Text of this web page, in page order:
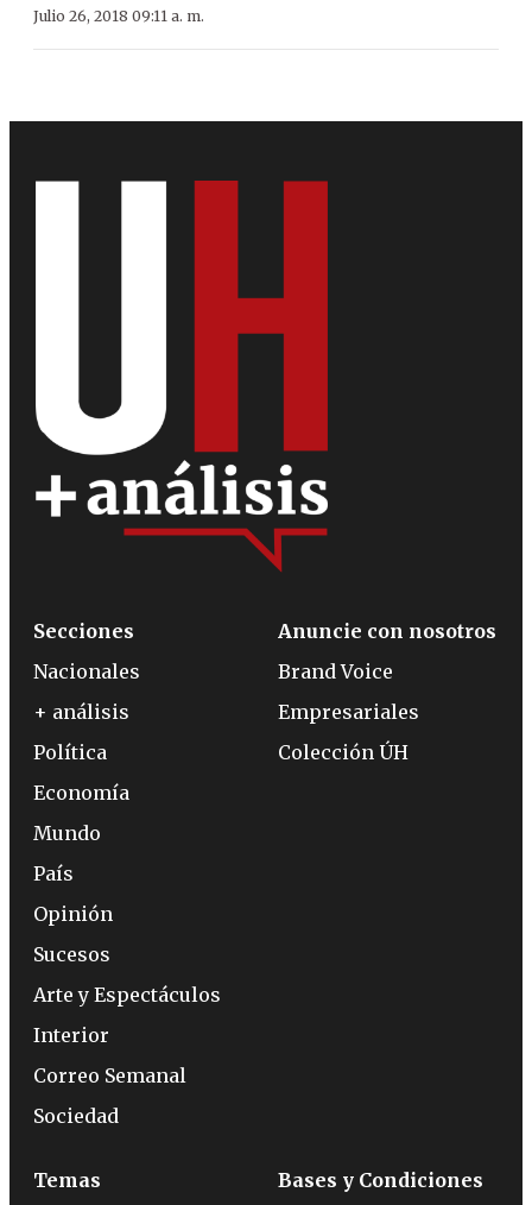
Julio 26, 2018 09:11 a. m.
Secciones
Nacionales
+ análisis
Política
Economía
Mundo
País
Opinión
Sucesos
Arte y Espectáculos
Interior
Correo Semanal
Sociedad
Anuncie con nosotros
Brand Voice
Empresariales
Colección ÚH
Temas Bases y Condiciones